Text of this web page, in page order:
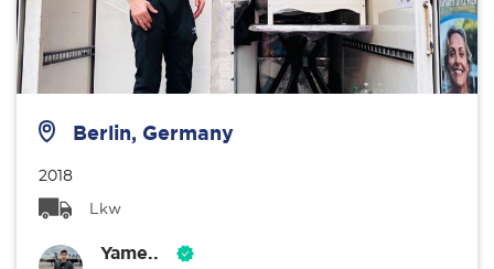
Berlin, Germany
2018
Lkw
Yame..